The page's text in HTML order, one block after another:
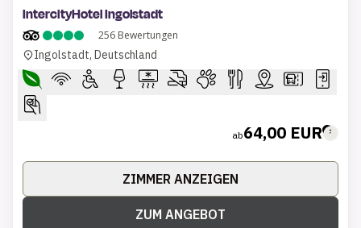
IntercityHotel Ingolstadt
256 Bewertungen
Ingolstadt, Deutschland
ab64,00 EUR
ZIMMER ANZEIGEN
ZUM ANGEBOT